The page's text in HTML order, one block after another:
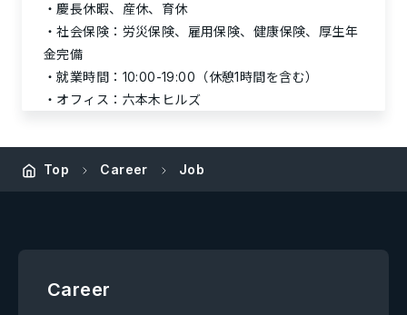
慶長休暇、産休、育休
社会保険：労災保険、雇用保険、健康保険、厚生年
金完備
就業時間：10:00-19:00（休憩1時間を含む）
オフィス：六本木ヒルズ
Top Career Job
Career